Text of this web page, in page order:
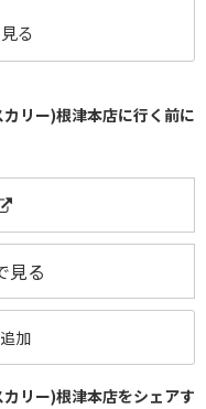
る
リー)根津本店に行く前に
見る
加
リー)根津本店をシェアす